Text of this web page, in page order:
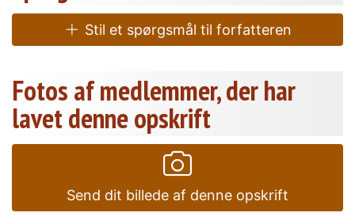
Stil et spørgsmål til forfatteren
Fotos af medlemmer, der har
lavet denne opskrift
Send dit billede af denne opskrift